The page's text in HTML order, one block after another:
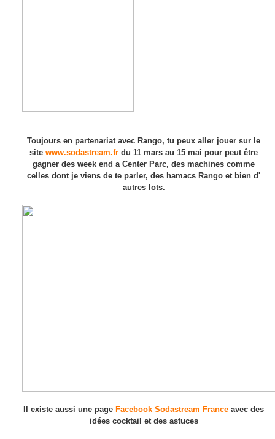
Toujours en partenariat avec Rango, tu peux aller jouer sur le
site www.sodastream.fr du 11 mars au 15 mai pour peut être
gagner des week end a Center Parc, des machines comme
celles dont je viens de te parler, des hamacs Rango et bien d'
autres lots.
Il existe aussi une page Facebook Sodastream France avec des
idées cocktail et des astuces